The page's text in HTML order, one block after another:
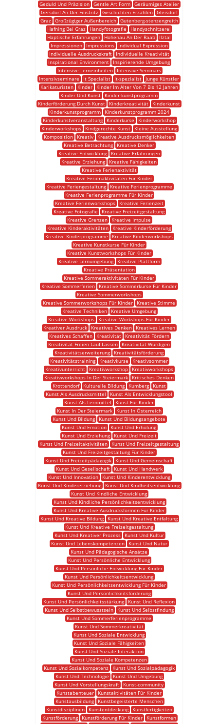
Geduld Und Präzision
Gentle Art Form
Geräumiges Atelier
Gersdorf An Der Feistritz
Geschichten Erzählen
Gleisdorf
Graz
Großzügiger Außenbereich
Gutenberg-stenzengreith
Hafning Bei Graz
Handyfotografie
Handyschnitzerei
Haptische Erfahrungen
Hohenau An Der Raab
Ilztal
Impressionen
Impressions
Individual Expression
Individuelle Ausdruckskraft
Individuelle Kreativität
Inspirational Environment
Inspirierende Umgebung
Intensive Lerneinheiten
Intensive Seminars
Intensivseminare
It Specialist It-spezialist
Junge Künstler
Karikaturisten
Kinder
Kinder Im Alter Von 7 Bis 12 Jahren
Kinder Und Kunst
Kinder-kunstprogramm
Kinderförderung Durch Kunst
Kinderkreativität
Kinderkunst
Kinderkunstprogramm
Kinderkunstprogramm 2024
Kinderkunstveranstaltung
Kinderkurse
Kinderworkshop
Kinderworkshops
Kindgerechte Kunst
Kleine Ausstellung
Komposition
Kreativ
Kreative Ausdrucksmöglichkeiten
Kreative Betrachtung
Kreative Denker
Kreative Entwicklung
Kreative Erfahrungen
Kreative Erziehung
Kreative Fähigkeiten
Kreative Ferienaktivität
Kreative Ferienaktivitäten Für Kinder
Kreative Feriengestaltung
Kreative Ferienprogramme
Kreative Ferienprogramme Für Kinder
Kreative Ferienworkshops
Kreative Ferienzeit
Kreative Fotografie
Kreative Freizeitgestaltung
Kreative Grenzen
Kreative Impulse
Kreative Kinderaktivitäten
Kreative Kinderförderung
Kreative Kinderprogramme
Kreative Kinderworkshops
Kreative Kunstkurse Für Kinder
Kreative Kunstworkshops Für Kinder
Kreative Lernumgebung
Kreative Plattform
Kreative Präsentation
Kreative Sommeraktivitäten Für Kinder
Kreative Sommerferien
Kreative Sommerkurse Für Kinder
Kreative Sommerworkshops
Kreative Sommerworkshops Für Kinder
Kreative Stimme
Kreative Techniken
Kreative Umgebung
Kreative Workshops
Kreative Workshops Für Kinder
Kreativer Ausdruck
Kreatives Denken
Kreatives Lernen
Kreatives Schaffen
Kreativität
Kreativität Fördern
Kreativität Freien Lauf Lassen
Kreativität Würdigen
Kreativitätserweiterung
Kreativitätsförderung
Kreativitätstraining
Kreativkurse
Kreativsommer
Kreativunterricht
Kreativworkshop
Kreativworkshops
Kreativworkshops In Der Steiermark
Kritisches Denken
Krottendorf
Kulturelle Bildung Kumberg
Kunst
Kunst Als Ausdrucksmittel
Kunst Als Entwicklungstool
Kunst Als Lernmittel
Kunst Für Kinder
Kunst In Der Steiermark
Kunst In Österreich
Kunst Und Bildung
Kunst Und Bildungsangebote
Kunst Und Emotion
Kunst Und Erholung
Kunst Und Erziehung
Kunst Und Freizeit
Kunst Und Freizeitaktivitäten
Kunst Und Freizeitgestaltung
Kunst Und Freizeitgestaltung Für Kinder
Kunst Und Freizeitpädagogik
Kunst Und Gemeinschaft
Kunst Und Gesellschaft
Kunst Und Handwerk
Kunst Und Innovation
Kunst Und Kinderentwicklung
Kunst Und Kindererziehung
Kunst Und Kindheitsentwicklung
Kunst Und Kindliche Entwicklung
Kunst Und Kindliche Persönlichkeitsentwicklung
Kunst Und Kreative Ausdrucksformen Für Kinder
Kunst Und Kreative Bildung
Kunst Und Kreative Entfaltung
Kunst Und Kreative Freizeitgestaltung
Kunst Und Kreativer Prozess
Kunst Und Kultur
Kunst Und Lebenskompetenzen
Kunst Und Natur
Kunst Und Pädagogische Ansätze
Kunst Und Persönliche Entwicklung
Kunst Und Persönliche Entwicklung Für Kinder
Kunst Und Persönlichkeitsentwicklung
Kunst Und Persönlichkeitsentwicklung Für Kinder
Kunst Und Persönlichkeitsförderung
Kunst Und Persönlichkeitsstärkung
Kunst Und Reflexion
Kunst Und Selbstbewusstsein
Kunst Und Selbstfindung
Kunst Und Sommerferienprogramme
Kunst Und Sommerkreativität
Kunst Und Soziale Entwicklung
Kunst Und Soziale Fähigkeiten
Kunst Und Soziale Interaktion
Kunst Und Soziale Kompetenzen
Kunst Und Sozialkompetenz
Kunst Und Sozialpädagogik
Kunst Und Technologie
Kunst Und Umgebung
Kunst Und Vorstellungskraft
Kunst-community
Kunstabenteuer
Kunstaktivitäten Für Kinder
Kunstausbildung
Kunstbegeisterte Menschen
Kunstdisziplinen
Kunstentdeckung
Kunstfertigkeiten
Kunstförderung
Kunstförderung Für Kinder
Kunstformen